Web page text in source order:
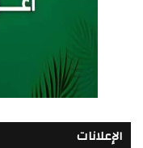
الإعلانات